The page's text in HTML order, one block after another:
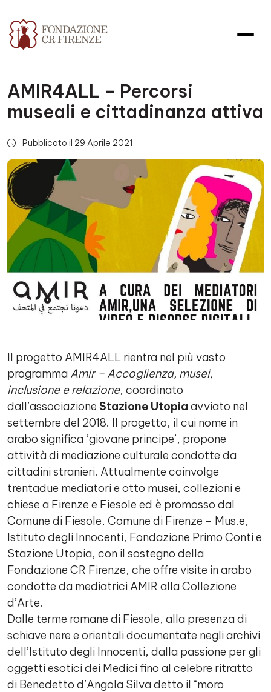
AMIR4ALL – Percorsi
museali e cittadinanza attiva
Pubblicato il 29 Aprile 2021
Il progetto AMIR4ALL rientra nel più vasto
programma Amir – Accoglienza, musei,
inclusione e relazione, coordinato
dall’associazione Stazione Utopia avviato nel
settembre del 2018. Il progetto, il cui nome in
arabo significa ‘giovane principe’, propone
attività di mediazione culturale condotte da
cittadini stranieri. Attualmente coinvolge
trentadue mediatori e otto musei, collezioni e
chiese a Firenze e Fiesole ed è promosso dal
Comune di Fiesole, Comune di Firenze – Mus.e,
Istituto degli Innocenti, Fondazione Primo Conti e
Stazione Utopia, con il sostegno della
Fondazione CR Firenze, che offre visite in arabo
condotte da mediatrici AMIR alla Collezione
d’Arte.
Dalle terme romane di Fiesole, alla presenza di
schiave nere e orientali documentate negli archivi
dell’Istituto degli Innocenti, dalla passione per gli
oggetti esotici dei Medici fino al celebre ritratto
di Benedetto d’Angola Silva detto il “moro